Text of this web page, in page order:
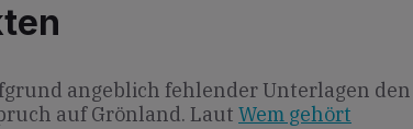
angeblich fehlender Unterlagen den
auf Grönland. Laut Wem gehört